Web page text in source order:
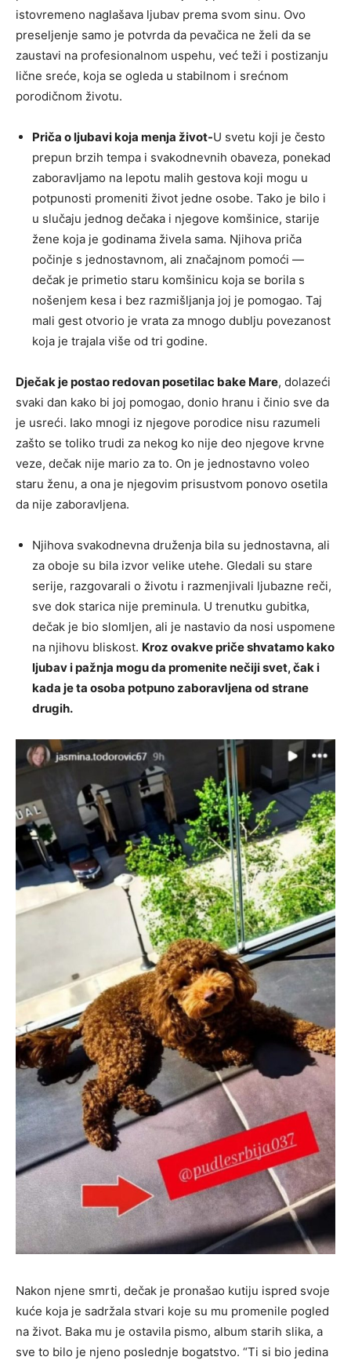
istovremeno naglašava ljubav prema svom sinu. Ovo
preseljenje samo je potvrda da pevačica ne želi da se
zaustavi na profesionalnom uspehu, već teži i postizanju
lične sreće, koja se ogleda u stabilnom i srećnom
porodičnom životu.
Priča o ljubavi koja menja život-U svetu koji je često
prepun brzih tempa i svakodnevnih obaveza, ponekad
zaboravljamo na lepotu malih gestova koji mogu u
potpunosti promeniti život jedne osobe. Tako je bilo i
u slučaju jednog dečaka i njegove komšinice, starije
žene koja je godinama živela sama. Njihova priča
počinje s jednostavnom, ali značajnom pomoći —
dečak je primetio staru komšinicu koja se borila s
nošenjem kesa i bez razmišljanja joj je pomogao. Taj
mali gest otvorio je vrata za mnogo dublju povezanost
koja je trajala više od tri godine.
Dječak je postao redovan posetilac bake Mare, dolazeći
svaki dan kako bi joj pomogao, donio hranu i činio sve da
je usreći. Iako mnogi iz njegove porodice nisu razumeli
zašto se toliko trudi za nekog ko nije deo njegove krvne
veze, dečak nije mario za to. On je jednostavno voleo
staru ženu, a ona je njegovim prisustvom ponovo osetila
da nije zaboravljena.
Njihova svakodnevna druženja bila su jednostavna, ali
za oboje su bila izvor velike utehe. Gledali su stare
serije, razgovarali o životu i razmenjivali ljubazne reči,
sve dok starica nije preminula. U trenutku gubitka,
dečak je bio slomljen, ali je nastavio da nosi uspomene
na njihovu bliskost. Kroz ovakve priče shvatamo kako
ljubav i pažnja mogu da promenite nečiji svet, čak i
kada je ta osoba potpuno zaboravljena od strane
drugih.
Nakon njene smrti, dečak je pronašao kutiju ispred svoje
kuće koja je sadržala stvari koje su mu promenile pogled
na život. Baka mu je ostavila pismo, album starih slika, a
sve to bilo je njeno poslednje bogatstvo. “Ti si bio jedina